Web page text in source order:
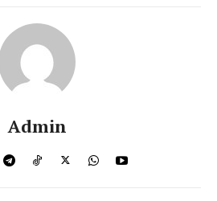
Admin